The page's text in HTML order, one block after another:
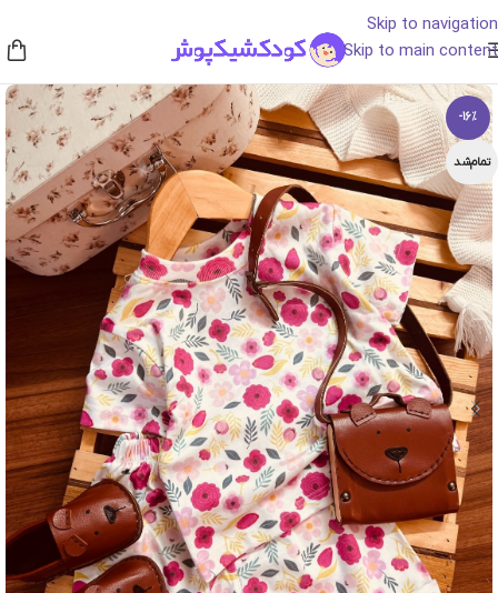
Skip to navigation
Skip to main content
-16%
تمام‌شد